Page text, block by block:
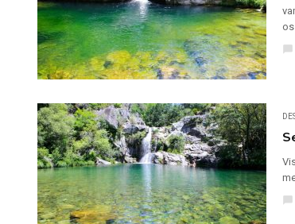
chat_bubble
chat_bubble